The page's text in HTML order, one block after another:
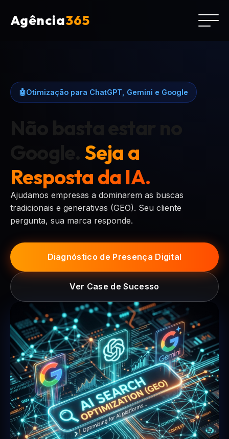
Agência365
🤖Otimização para ChatGPT, Gemini e Google
Seja a
Resposta da IA.
Ajudamos empresas a dominarem as buscas
tradicionais e generativas (GEO). Seu cliente
pergunta, sua marca responde.
Diagnóstico de Presença Digital
Ver Case de Sucesso